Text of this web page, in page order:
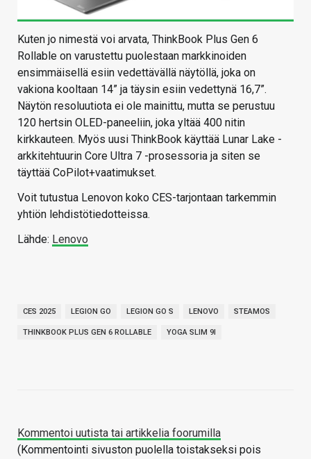
Kuten jo nimestä voi arvata, ThinkBook Plus Gen 6
Rollable on varustettu puolestaan markkinoiden
ensimmäisellä esiin vedettävällä näytöllä, joka on
vakiona kooltaan 14” ja täysin esiin vedettynä 16,7”.
Näytön resoluutiota ei ole mainittu, mutta se perustuu
120 hertsin OLED-paneeliin, joka yltää 400 nitin
kirkkauteen. Myös uusi ThinkBook käyttää Lunar Lake -
arkkitehtuurin Core Ultra 7 -prosessoria ja siten se
täyttää CoPilot+vaatimukset.
Voit tutustua Lenovon koko CES-tarjontaan tarkemmin
yhtiön lehdistötiedotteissa.
Lähde: Lenovo
CES 2025 LEGION GO LEGION GO S LENOVO STEAMOS
THINKBOOK PLUS GEN 6 ROLLABLE YOGA SLIM 9I
Kommentoi uutista tai artikkelia foorumilla
(Kommentointi sivuston puolella toistakseksi pois